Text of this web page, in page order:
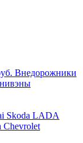
Внедорожники
Skoda LADA
Chevrolet